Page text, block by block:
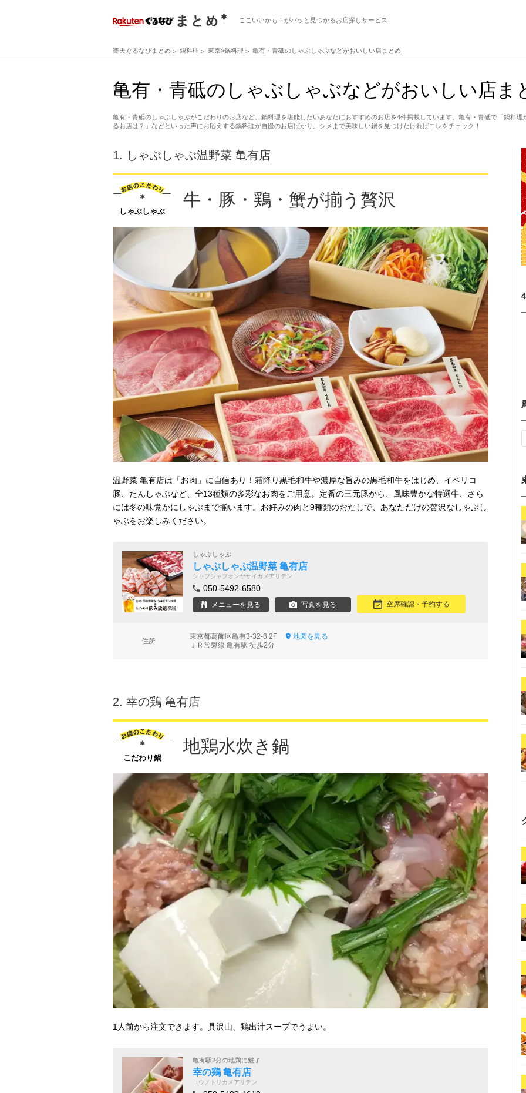
ここいいかも！がパッと見つかるお店探しサービス
楽天ぐるなびまとめ 鍋料理 東京×鍋料理 亀有・青砥のしゃぶしゃぶなどがおいしい店まとめ
亀有・青砥のしゃぶしゃぶなどがおいしい店ま
亀有・青砥のしゃぶしゃぶがこだわりのお店など、鍋料理を堪能したいあなたにおすすめのお店を4件掲載しています。亀有・青砥で「鍋料
るお店は？」などといった声にお応えする鍋料理が自慢のお店ばかり。シメまで美味しい鍋を見つけたければコレをチェック！
1. しゃぶしゃぶ温野菜 亀有店
しゃぶしゃぶ
牛・豚・鶏・蟹が揃う贅沢
温野菜 亀有店は「お肉」に自信あり！霜降り黒毛和牛や濃厚な旨みの黒毛和牛をはじめ、イベリコ
豚、たんしゃぶなど、全13種類の多彩なお肉をご用意。定番の三元豚から、風味豊かな特選牛、さら
には冬の味覚かにしゃぶまで揃います。お好みの肉と9種類のおだしで、あなただけの贅沢なしゃぶし
ゃぶをお楽しみください。
しゃぶしゃぶ
しゃぶしゃぶ温野菜 亀有店
シャブシャブオンヤサイカメアリテン
050-5492-6580
メニューを見る 写真を見る 空席確認・予約する
住所
東京都葛飾区亀有3-32-8 2F
地図を見る
ＪＲ常磐線 亀有駅 徒歩2分
2. 幸の鶏 亀有店
こだわり鍋
地鶏水炊き鍋
1人前から注文できます。具沢山、鶏出汁スープでうまい。
亀有駅2分の地鶏に魅了
幸の鶏 亀有店
コウノトリカメアリテン